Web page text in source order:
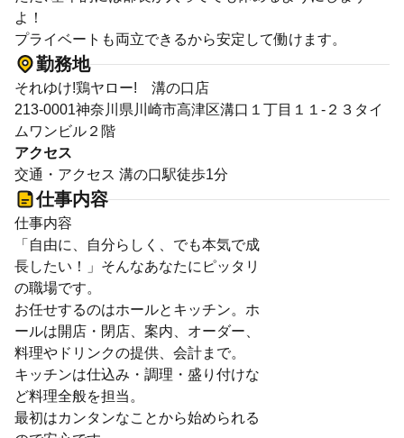
よ！
プライベートも両立できるから安定して働けます。
勤務地
それゆけ!鶏ヤロー! 溝の口店
213-0001神奈川県川崎市高津区溝口１丁目１１‐２３タイ
ムワンビル２階
アクセス
交通・アクセス 溝の口駅徒歩1分
仕事内容
仕事内容
「自由に、自分らしく、でも本気で成
長したい！」そんなあなたにピッタリ
の職場です。
お任せするのはホールとキッチン。ホ
ールは開店・閉店、案内、オーダー、
料理やドリンクの提供、会計まで。
キッチンは仕込み・調理・盛り付けな
ど料理全般を担当。
最初はカンタンなことから始められる